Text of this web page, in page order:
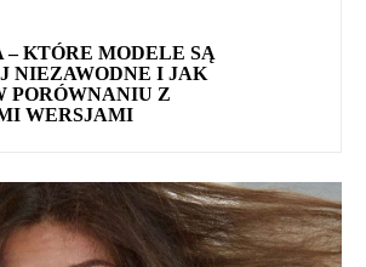
– KTÓRE MODELE SĄ
NIEZAWODNE I JAK
PORÓWNANIU Z
WERSJAMI